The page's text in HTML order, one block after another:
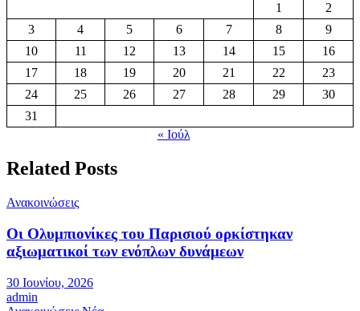
1
2
3
4 5 6 7 8
9
10
11 12 13 14 15
16
17
18 19 20 21 22
23
24
25 26 27 28 29
30
31
« Ιούλ
Related Posts
Ανακοινώσεις
Οι Ολυμπιονίκες του Παρισιού ορκίστηκαν
αξιωματικοί των ενόπλων δυνάμεων
30 Ιουνίου, 2026
admin